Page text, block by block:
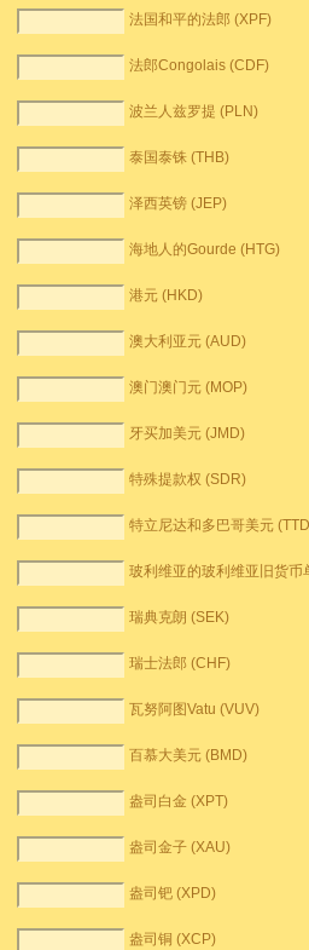
法国和平的法郎 (XPF)
法郎Congolais (CDF)
波兰人兹罗提 (PLN)
泰国泰铢 (THB)
泽西英镑 (JEP)
海地人的Gourde (HTG)
港元 (HKD)
澳大利亚元 (AUD)
澳门澳门元 (MOP)
牙买加美元 (JMD)
特殊提款权 (SDR)
特立尼达和多巴哥美元
玻利维亚的玻利维亚旧货币
瑞典克朗 (SEK)
瑞士法郎 (CHF)
瓦努阿图Vatu (VUV)
百慕大美元 (BMD)
盎司白金 (XPT)
盎司金子 (XAU)
盎司钯 (XPD)
盎司铜 (XCP)